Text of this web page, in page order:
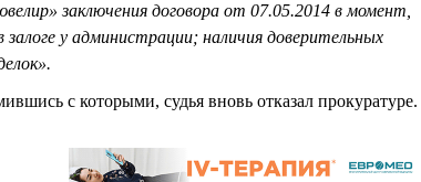
заключения договора от 07.05.2014 в момент,
у администрации; наличия доверительных
с которыми, судья вновь отказал прокуратуре.